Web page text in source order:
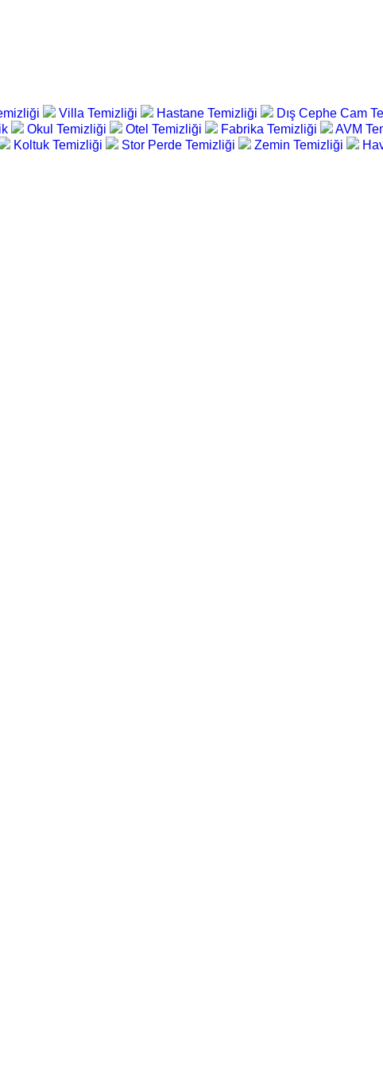
Villa Temizliği Hastane Temizliği Dış Cephe Cam
Okul Temizliği Otel Temizliği Fabrika Temizliği AVM
Koltuk Temizliği Stor Perde Temizliği Zemin Temizliği